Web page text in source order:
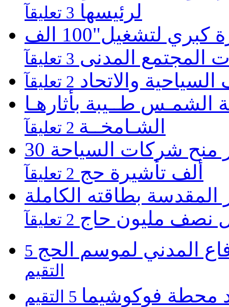
لرئيسها 3 تعليقآ
موبينيل تطلق مبادرة كبري لتشغيل"100 الف
المجتمع المدنى 3 تعليقآ
والاتحاد 2 تعليقآ
طــيبة بأثارهـا
الشـامخــة
اللجنة العليا للحج المصرى تقر منح شركات السياحة 30
ألف تأشيرة حج 2 تعليقآ
بطاقته الكاملة
نصف مليون حاج 2 تعليقآ
المدني لموسم الحج 5
التقيم
محطة فوكوشيما